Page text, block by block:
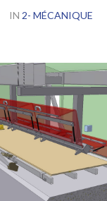
IN 2- MÉCANIQUE